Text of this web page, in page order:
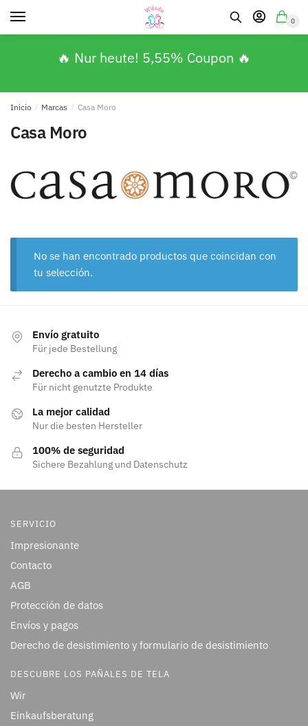
0
🔥 Nur heute! 5,55% Coupon 🔥
Inicio / Marcas / Casa Moro
Casa Moro
No se han encontrado productos que coincidan con
tu selección.
Envío gratuito
Für jede Bestellung
Derecho a cambio en 14 días
Für nicht genutzte Produkte
La mejor calidad
Nur die besten Hersteller
100% de seguridad
Sichere Bezahlung und Datenschutz
SERVICIO
Impresionante
Contacto
AGB
Protección de datos
Envíos y pagos
Derecho de desistimiento y formulario de desistimiento
DESCUBRE LOS PAÑALES DE TELA
Wir
Einkaufsberatung